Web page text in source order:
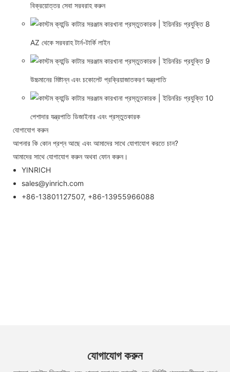
বিক্রয়োত্তর সেবা সরবরাহ করুন
AZ থেকে সরবরাহ টার্ন-টার্কি লাইন
উচ্চমানের মিষ্টান্ন এবং চকোলেট প্রক্রিয়াজাতকরণ যন্ত্রপাতি
পেশাদার যন্ত্রপাতি ডিজাইনার এবং প্রস্তুতকারক
যোগাযোগ করুন
আপনার কি কোন প্রশ্ন আছে এবং আমাদের সাথে যোগাযোগ করতে চান?
আমাদের সাথে যোগাযোগ করুন অথবা ফোন করুন।
YINRICH
sales@yinrich.com
+86-13801127507, +86-13955966088
যোগাযোগ করুন